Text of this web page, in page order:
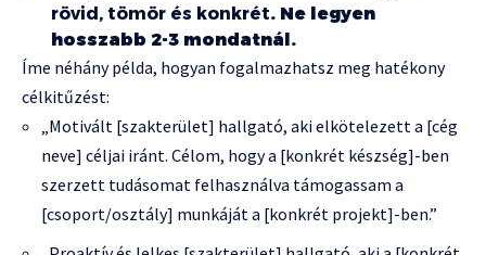
rövid, tömör és konkrét. Ne legyen
hosszabb 2-3 mondatnál.
Íme néhány példa, hogyan fogalmazhatsz meg hatékony
célkitűzést:
„Motivált [szakterület] hallgató, aki elkötelezett a [cég
neve] céljai iránt. Célom, hogy a [konkrét készség]-ben
szerzett tudásomat felhasználva támogassam a
[csoport/osztály] munkáját a [konkrét projekt]-ben.”